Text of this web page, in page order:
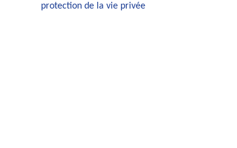
protection de la vie privée